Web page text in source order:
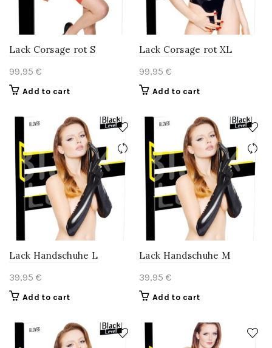
Lack Corsage rot S
99,95 €
Add to cart
Lack Corsage rot XL
99,95 €
Add to cart
Lack Handschuhe L
39,95 €
Add to cart
Lack Handschuhe M
39,95 €
Add to cart